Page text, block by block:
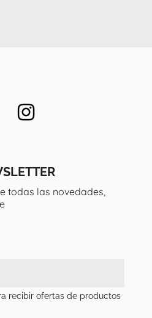
todas las novedades,
recibir ofertas de productos